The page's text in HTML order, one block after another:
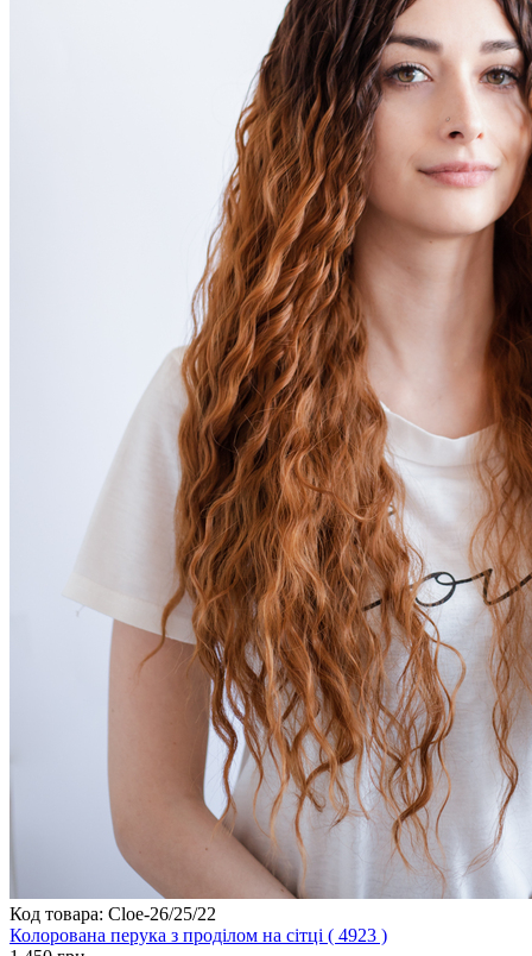
Код товара: Cloe-26/25/22
Колорована перука з проділом на сітці ( 4923 )